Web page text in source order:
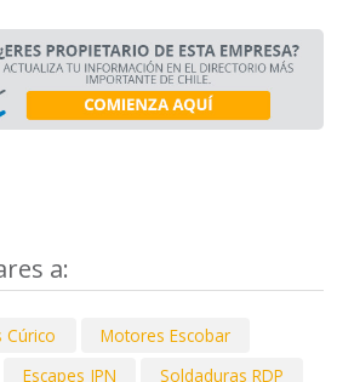
a:
Cúrico
Motores Escobar
Escapes JPN Soldaduras RDP